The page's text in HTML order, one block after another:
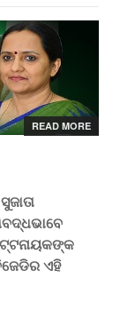
READ MORE
ଏହି